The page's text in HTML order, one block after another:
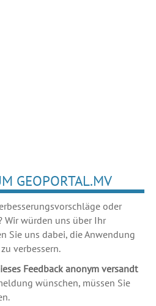
GEOPORTAL.MV
oder
würden uns über Ihr
Sie uns dabei, die Anwendung
verbessern.
Feedback anonym versandt
wünschen, müssen Sie